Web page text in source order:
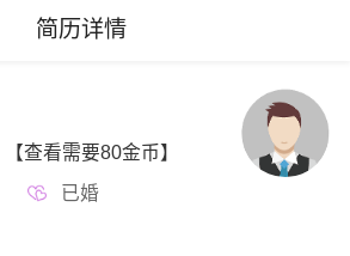
简历详情
【查看需要80金币】
已婚